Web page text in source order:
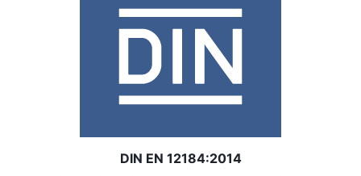
DIN EN 12184:2014